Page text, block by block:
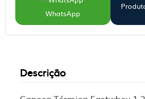
WhatsApp
Descrição